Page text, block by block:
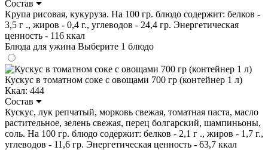
Состав
Крупа рисовая, кукуруза. На 100 гр. блюдо содержит: белков -
3,5 г ., жиров - 0,4 г., углеводов - 24,4 гр. Энергетическая
ценность - 116 ккал
Блюда для ужина Выберите 1 блюдо
Кускус в томатном соке с овощами 700 гр (контейнер 1 л)
Ккал: 444
Состав
Кускус, лук репчатый, морковь свежая, томатная паста, масло
растительное, зелень свежая, перец болгарский, шампиньоны,
соль. На 100 гр. блюдо содержит: белков - 2,1 г ., жиров - 1,7 г.,
углеводов - 11,6 гр. Энергетическая ценность - 63,7 ккал